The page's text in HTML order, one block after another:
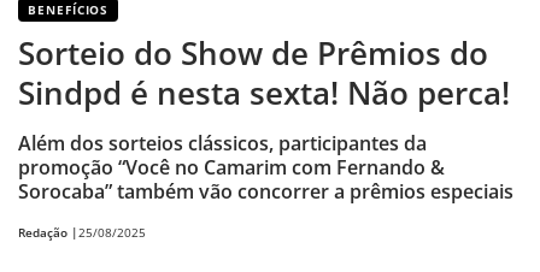
BENEFÍCIOS
Sorteio do Show de Prêmios do
Sindpd é nesta sexta! Não perca!
Além dos sorteios clássicos, participantes da
promoção “Você no Camarim com Fernando &
Sorocaba” também vão concorrer a prêmios especiais
Redação |25/08/2025